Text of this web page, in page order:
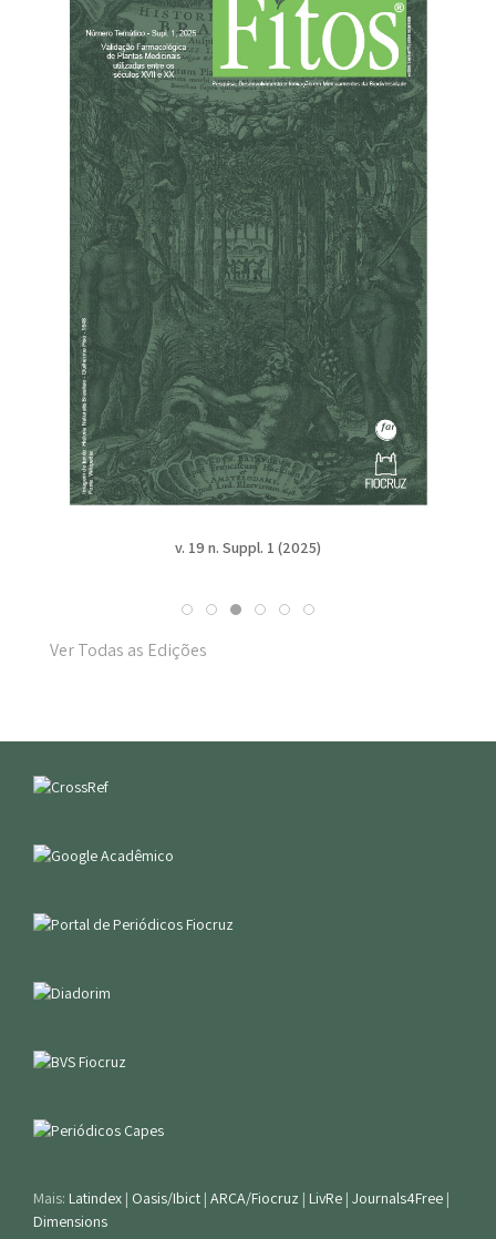
v. 19 n. Suppl. 1 (2025)
Ver Todas as Edições
Mais: Latindex | Oasis/Ibict | ARCA/Fiocruz | LivRe | Journals4Free |
Dimensions